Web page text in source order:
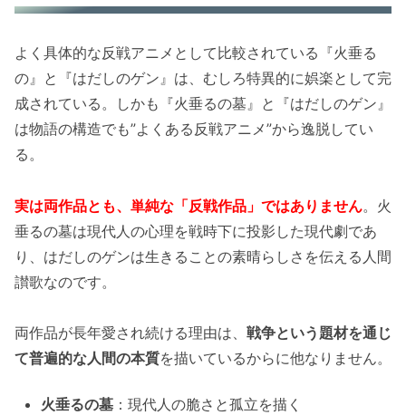
よく具体的な反戦アニメとして比較されている『火垂る
の』と『はだしのゲン』は、むしろ特異的に娯楽として完
成されている。しかも『火垂るの墓』と『はだしのゲン』
は物語の構造でも”よくある反戦アニメ”から逸脱してい
る。
実は両作品とも、単純な「反戦作品」ではありません。火
垂るの墓は現代人の心理を戦時下に投影した現代劇であ
り、はだしのゲンは生きることの素晴らしさを伝える人間
讃歌なのです。
両作品が長年愛され続ける理由は、 戦争という題材を通じ
て普遍的な人間の本質を描いているからに他なりません。
火垂るの墓 ：現代人の脆さと孤立を描く